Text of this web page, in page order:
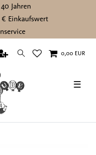
Jahren
€ Einkaufswert
0,00 EUR
☰